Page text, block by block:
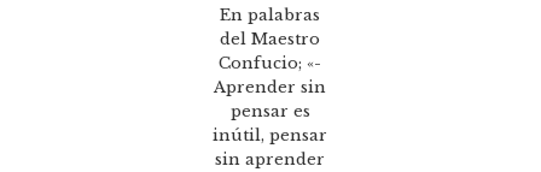
En palabras
del Maestro
Confucio; «-
Aprender sin
pensar es
inútil, pensar
sin aprender